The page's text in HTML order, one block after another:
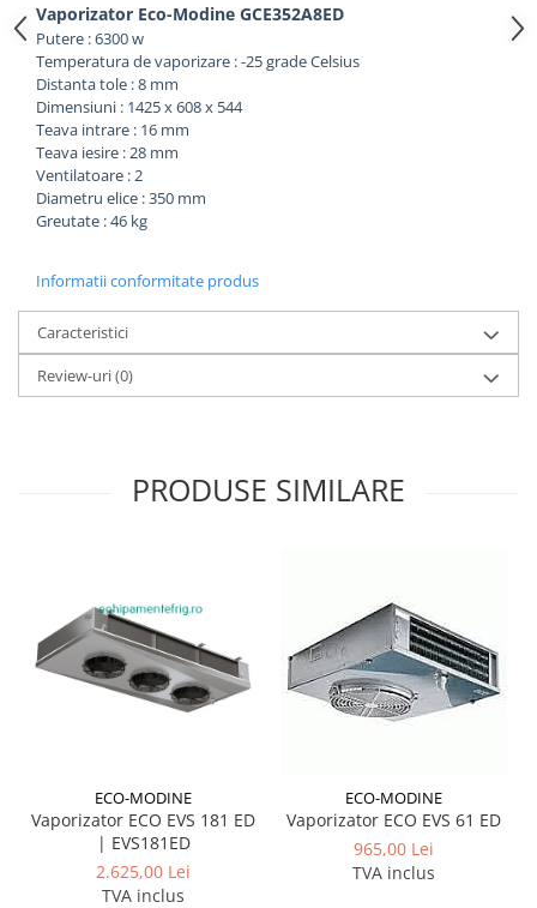
Vaporizator Eco-Modine GCE352A8ED
Putere : 6300 w
Temperatura de vaporizare : -25 grade Celsius
Distanta tole : 8 mm
Dimensiuni : 1425 x 608 x 544
Teava intrare : 16 mm
Teava iesire : 28 mm
Ventilatoare : 2
Diametru elice : 350 mm
Greutate : 46 kg
Informatii conformitate produs
Caracteristici
Review-uri(0)
PRODUSE SIMILARE
ECO-MODINE
Vaporizator ECO EVS 181 ED
| EVS181ED
2.625,00 Lei
TVA inclus
ECO-MODINE
Vaporizator ECO EVS 61 ED
965,00 Lei
TVA inclus